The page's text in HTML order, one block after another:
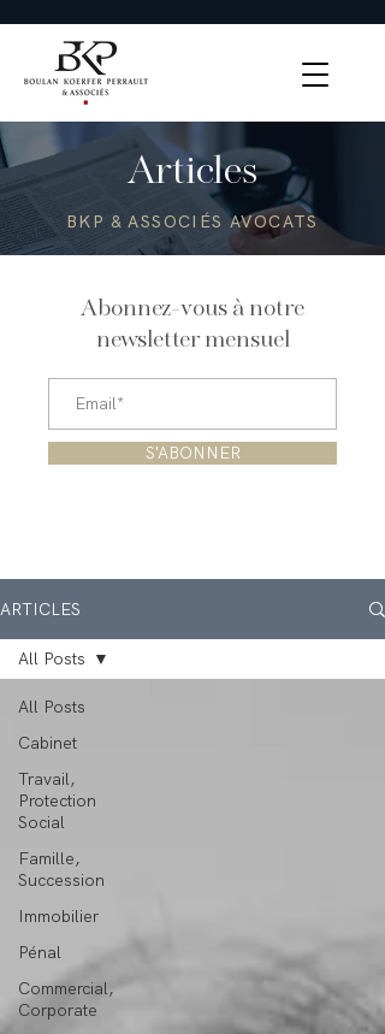
Articles
BKP & ASSOCIÉS AVOCATS
Abonnez-vous à notre
newsletter mensuel
S'ABONNER
ARTICLES
All Posts
Cabinet
Travail,
Protection
Social
Famille,
Succession
Immobilier
Pénal
Commercial,
Corporate
All Posts